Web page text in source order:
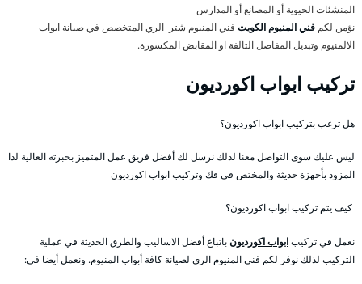
المنشئات الحيوية أو المصانع أو المدارس
نؤمن لكم فني المنيوم الكويت فني المنيوم شتر الري المتخصص في صيانة ابواب
الالمنيوم وتبديل المفاصل التالفة او المقابض المكسورة.
تركيب ابواب اكورديون
هل ترغب بتركيب ابواب اكورديون؟
ليس عليك سوى التواصل معنا لذلك نرسل لك أفضل فريق عمل المتميز بخبرته العالية لذا
المزود بأجهزة حديثة والمختص في فك وتركيب ابواب اكورديون
كيف يتم تركيب ابواب اكورديون؟
نعمل في تركيبابواب اكورديونباتباع أفضل الاساليب والطرق الحديثة في عملية
التركيب لذلك نوفر لكم فني المنيوم الري لصيانة كافة أبواب المنيوم. ونعمل أيضا في: